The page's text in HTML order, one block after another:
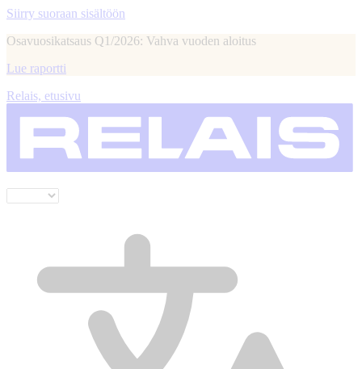
Siirry suoraan sisältöön
Osavuosikatsaus Q1/2026: Vahva vuoden aloitus
Lue raportti
Relais, etusivu